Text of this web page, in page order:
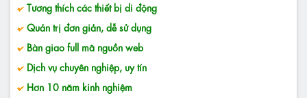
Tương thích các thiết bị di động
Quản trị đơn giản, dễ sử dụng
Bàn giao full mã nguồn web
Dịch vụ chuyên nghiệp, uy tín
Hơn 10 năm kinh nghiệm